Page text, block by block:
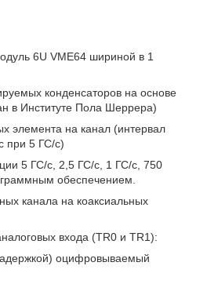
6U VME64 шириной в 1
конденсаторов на основе
в Институте Пола Шеррера)
элемента на канал (интервал
при 5 ГС/с)
5 ГС/с, 2,5 ГС/с, 1 ГС/с, 750
обеспечением.
канала на коаксиальных
входа (TR0 и TR1):
оцифровываемый